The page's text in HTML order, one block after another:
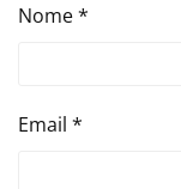
Nome*
Email *